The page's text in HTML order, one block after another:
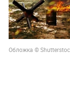
Обложка ©